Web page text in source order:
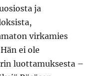
ja
virkamies
ei ole
luottamuksesta –